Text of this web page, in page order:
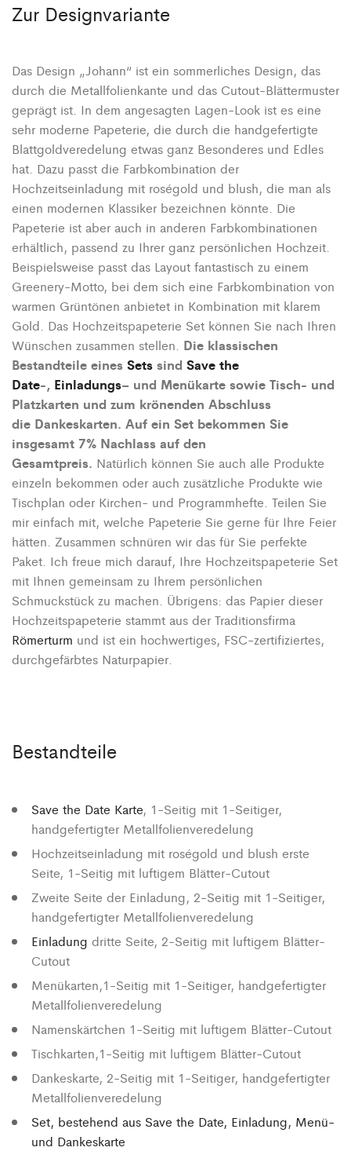
Zur Designvariante
Das Design „Johann“ ist ein sommerliches Design, das
durch die Metallfolienkante und das Cutout-Blättermuster
geprägt ist. In dem angesagten Lagen-Look ist es eine
sehr moderne Papeterie, die durch die handgefertigte
Blattgoldveredelung etwas ganz Besonderes und Edles
hat. Dazu passt die Farbkombination der
Hochzeitseinladung mit roségold und blush, die man als
einen modernen Klassiker bezeichnen könnte. Die
Papeterie ist aber auch in anderen Farbkombinationen
erhältlich, passend zu Ihrer ganz persönlichen Hochzeit.
Beispielsweise passt das Layout fantastisch zu einem
Greenery-Motto, bei dem sich eine Farbkombination von
warmen Grüntönen anbietet in Kombination mit klarem
Gold. Das Hochzeitspapeterie Set können Sie nach Ihren
Wünschen zusammen stellen. Die klassischen
Bestandteile eines Sets sind Save the
Date-, Einladungs– und Menükarte sowie Tisch- und
Platzkarten und zum krönenden Abschluss
die Dankeskarten. Auf ein Set bekommen Sie
insgesamt 7% Nachlass auf den
Gesamtpreis. Natürlich können Sie auch alle Produkte
einzeln bekommen oder auch zusätzliche Produkte wie
Tischplan oder Kirchen- und Programmhefte. Teilen Sie
mir einfach mit, welche Papeterie Sie gerne für Ihre Feier
hätten. Zusammen schnüren wir das für Sie perfekte
Paket. Ich freue mich darauf, Ihre Hochzeitspapeterie Set
mit Ihnen gemeinsam zu Ihrem persönlichen
Schmuckstück zu machen. Übrigens: das Papier dieser
Hochzeitspapeterie stammt aus der Traditionsfirma
Römerturm und ist ein hochwertiges, FSC-zertifiziertes,
durchgefärbtes Naturpapier.
Bestandteile
Save the Date Karte, 1-Seitig mit 1-Seitiger,
handgefertigter Metallfolienveredelung
Hochzeitseinladung mit roségold und blush erste
Seite, 1-Seitig mit luftigem Blätter-Cutout
Zweite Seite der Einladung, 2-Seitig mit 1-Seitiger,
handgefertigter Metallfolienveredelung
Einladung dritte Seite, 2-Seitig mit luftigem Blätter-
Cutout
Menükarten,1-Seitig mit 1-Seitiger, handgefertigter
Metallfolienveredelung
Namenskärtchen 1-Seitig mit luftigem Blätter-Cutout
Tischkarten,1-Seitig mit luftigem Blätter-Cutout
Dankeskarte, 2-Seitig mit 1-Seitiger, handgefertigter
Metallfolienveredelung
Set, bestehend aus Save the Date, Einladung, Menü-
und Dankeskarte